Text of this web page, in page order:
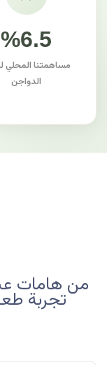
%6.5
مساهمتنا المحلي
الدواجن
من هامات
تجربة